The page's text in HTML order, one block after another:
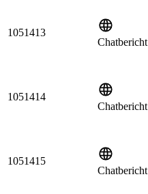
1051413
Chatbericht
1051414
Chatbericht
1051415
Chatbericht